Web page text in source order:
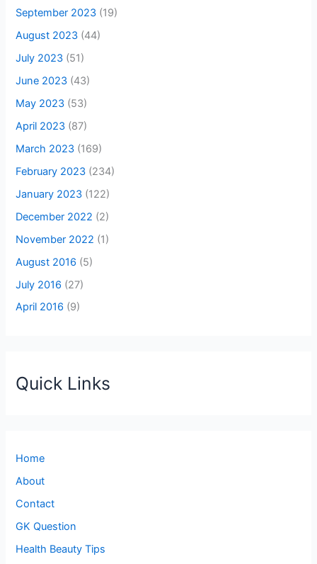
September 2023 (19)
August 2023 (44)
July 2023 (51)
June 2023 (43)
May 2023 (53)
April 2023 (87)
March 2023 (169)
February 2023 (234)
January 2023 (122)
December 2022 (2)
November 2022 (1)
August 2016 (5)
July 2016 (27)
April 2016 (9)
Quick Links
Home
About
Contact
GK Question
Health Beauty Tips